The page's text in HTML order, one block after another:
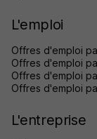
L'emploi
Offres d'emploi
Offres d'emploi
Offres d'emploi
Offres d'emploi
L'entreprise